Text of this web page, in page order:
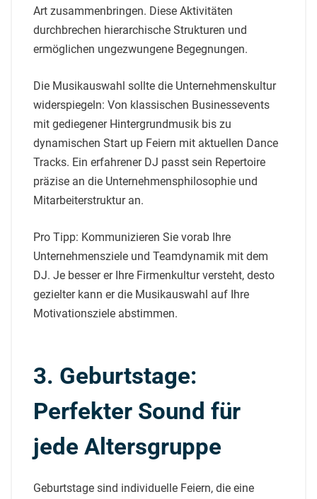
Art zusammenbringen. Diese Aktivitäten
durchbrechen hierarchische Strukturen und
ermöglichen ungezwungene Begegnungen.
Die Musikauswahl sollte die Unternehmenskultur
widerspiegeln: Von klassischen Businessevents
mit gediegener Hintergrundmusik bis zu
dynamischen Start up Feiern mit aktuellen Dance
Tracks. Ein erfahrener DJ passt sein Repertoire
präzise an die Unternehmensphilosophie und
Mitarbeiterstruktur an.
Pro Tipp: Kommunizieren Sie vorab Ihre
Unternehmensziele und Teamdynamik mit dem
DJ. Je besser er Ihre Firmenkultur versteht, desto
gezielter kann er die Musikauswahl auf Ihre
Motivationsziele abstimmen.
3. Geburtstage:
Perfekter Sound für
jede Altersgruppe
Geburtstage sind individuelle Feiern, die eine